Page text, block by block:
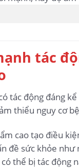
tác
tác động đáng
thiểu nguy cơ
cao tạo điều
đề sức khỏe
thể bị tác động